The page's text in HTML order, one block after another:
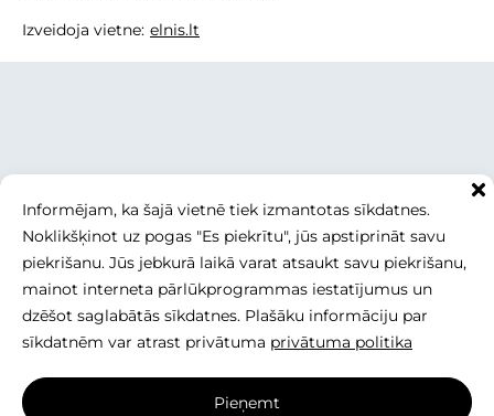
Informējam, ka šajā vietnē tiek izmantotas sīkdatnes.
Noklikšķinot uz pogas "Es piekrītu", jūs apstiprināt savu
piekrišanu. Jūs jebkurā laikā varat atsaukt savu piekrišanu,
mainot interneta pārlūkprogrammas iestatījumus un
dzēšot saglabātās sīkdatnes. Plašāku informāciju par
sīkdatnēm var atrast privātuma privātuma politika
Pieņemt
Izveidoja vietne: elnis.lt